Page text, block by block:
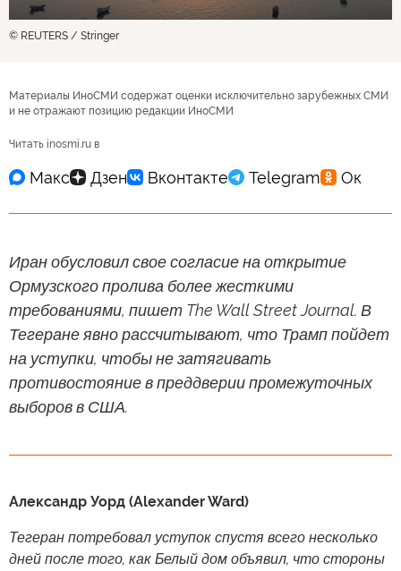
© REUTERS / Stringer
Материалы ИноСМИ содержат оценки исключительно зарубежных СМИ
и не отражают позицию редакции ИноСМИ
Читать inosmi.ru в
Иран обусловил свое согласие на открытие
Ормузского пролива более жесткими
требованиями, пишет The Wall Street Journal. В
Тегеране явно рассчитывают, что Трамп пойдет
на уступки, чтобы не затягивать
противостояние в преддверии промежуточных
выборов в США.
Александр Уорд (Alexander Ward)
Тегеран потребовал уступок спустя всего несколько
дней после того, как Белый дом объявил, что стороны